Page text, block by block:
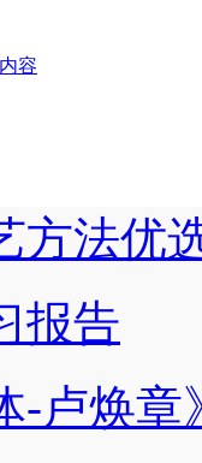
容
方法优
报告
-卢焕章